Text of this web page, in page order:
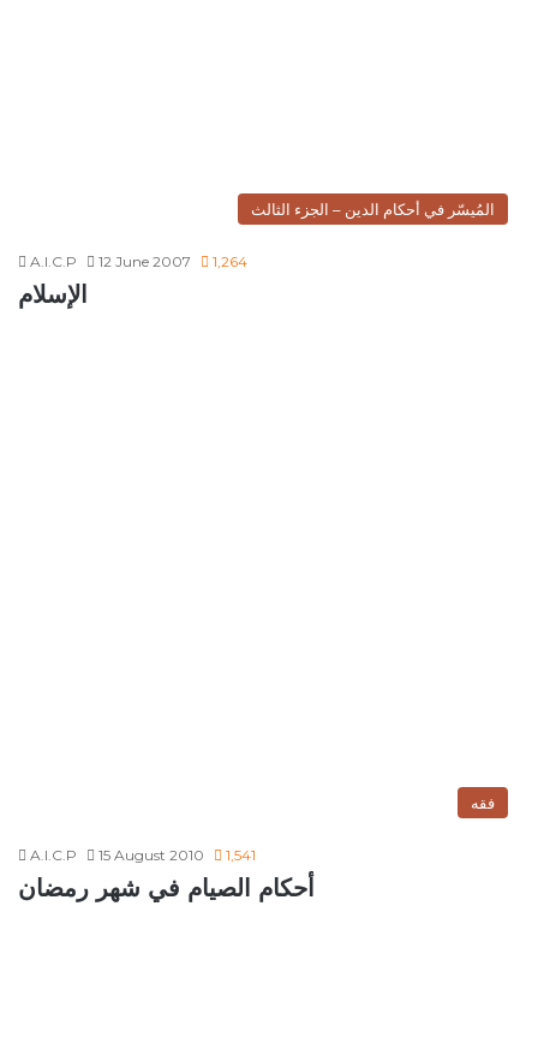
المُيسّر في أحكام الدين – الجزء الثالث
A.I.C.P 12 June 2007 1,264
الإسلام
فقه
A.I.C.P 15 August 2010 1,541
أحكام الصيام في شهر رمضان